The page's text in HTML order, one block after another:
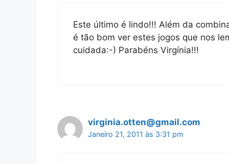
Este último é lindo!!! Além da
é tão bom ver estes jogos que nos
cuidada:-) Parabéns Virgínia!!!
virginia.otten@gmail.com
Janeiro 21, 2011 às 3:31 pm